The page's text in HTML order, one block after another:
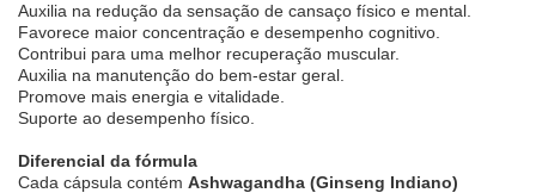
Auxilia na redução da sensação de cansaço físico e mental.
Favorece maior concentração e desempenho cognitivo.
Contribui para uma melhor recuperação muscular.
Auxilia na manutenção do bem-estar geral.
Promove mais energia e vitalidade.
Suporte ao desempenho físico.
Diferencial da fórmula
Cada cápsula contém Ashwagandha (Ginseng Indiano)